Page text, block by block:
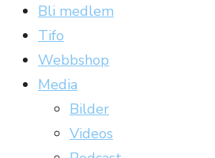
Bli medlem
Tifo
Webbshop
Media
Bilder
Videos